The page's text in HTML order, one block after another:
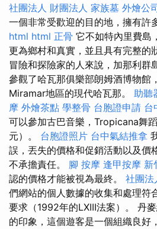
社團法人 財團法人 家族墓 外燴公
一個非常受歡迎的目的地，擁有許
html html 正骨 它不如特內里費島
更為鄉村和真實，並且具有完整的
冒險和探險家的人來說，加那利群
參觀了哈瓦那俱樂部朗姆酒博物館
Miramar地區的現代哈瓦那。 助聽
摩 外燴茶點 學整骨 台胞證申請 台
可以參加古巴音樂，Tropicana舞
元）。 台胞證照片 台中氣結推拿
誤，丟失的價格和促銷活動以及價
不承擔責任。 腳 按摩 逢甲按摩 新
認的價格才能被視為最終。 社團法
們網站的個人數據的收集和處理符
要求（1992年的LXIII法案）。 丹
的印象，這個遊客是一個組織良好